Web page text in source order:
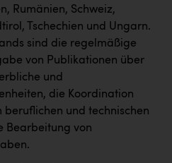
Institute
Rumänien, Schweiz,
Tschechien und Ungarn.
sind die regelmäßige
von Publikationen über
und
die Koordination
beruflichen und technischen
Bearbeitung von